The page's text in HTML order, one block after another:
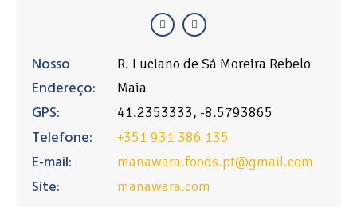
Nosso
Endereço:
R. Luciano de Sá Moreira Rebelo
Maia
GPS: 41.2353333, -8.5793865
Telefone: +351 931 386 135
E-mail: manawara.foods.pt@gmail.com
Site: manawara.com